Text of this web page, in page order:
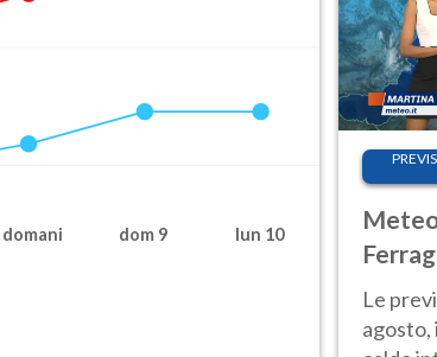
domani dom 9 lun 10
Nord
Le
agosto,